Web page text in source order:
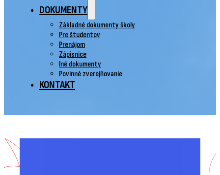
DOKUMENTY
Základné dokumenty školy
Pre študentov
Prenájom
Zápisnice
Iné dokumenty
Povinné zverejňovanie
KONTAKT